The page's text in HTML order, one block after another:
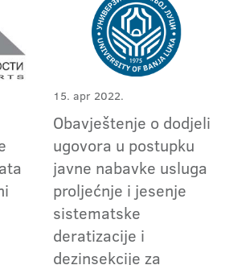
15. apr 2022.
Obavještenje o dodjeli
ugovora u postupku
javne nabavke usluga
proljećnje i jesenje
sistematske
deratizacije i
dezinsekcije za